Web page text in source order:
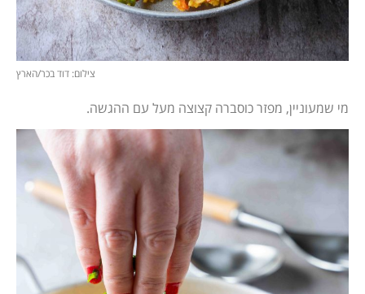
צילום: דוד בכר/הארץ
מי שמעוניין, מפזר כוסברה קצוצה מעל עם ההגשה.